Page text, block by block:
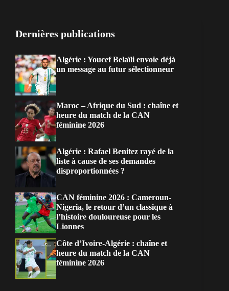
Dernières publications
Algérie : Youcef Belaïli envoie déjà
un message au futur sélectionneur
Maroc – Afrique du Sud : chaîne et
heure du match de la CAN
féminine 2026
Algérie : Rafael Benitez rayé de la
liste à cause de ses demandes
disproportionnées ?
CAN féminine 2026 : Cameroun-
Nigeria, le retour d’un classique à
l’histoire douloureuse pour les
Lionnes
Côte d’Ivoire-Algérie : chaîne et
heure du match de la CAN
féminine 2026